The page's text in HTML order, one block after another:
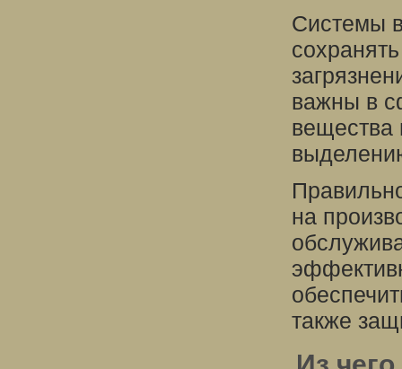
Системы
важны в
вещества
на
также